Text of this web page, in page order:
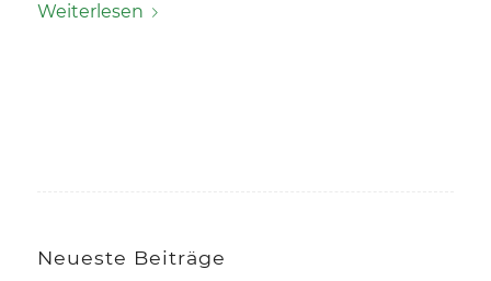
Weiterlesen
Neueste Beiträge